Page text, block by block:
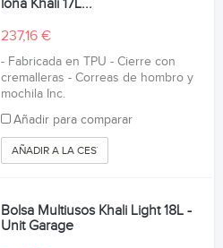
lona Khali 17L...
237,16 €
- Fabricada en TPU - Cierre con
cremalleras - Correas de hombro y
mochila Inc.
Añadir para comparar
AÑADIR A LA CESTA
Bolsa Multiusos Khali Light 18L -
Unit Garage